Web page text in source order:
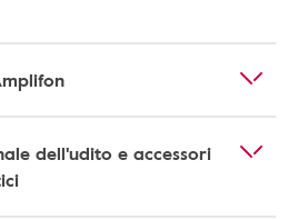
dell'udito e accessori